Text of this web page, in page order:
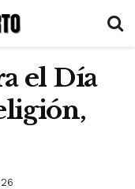
el Día